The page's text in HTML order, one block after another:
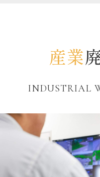
産業
INDUSTRIAL